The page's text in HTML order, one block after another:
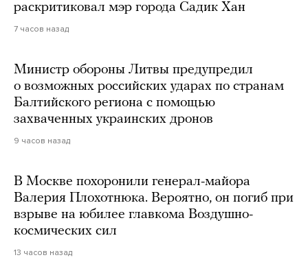
раскритиковал мэр города Садик Хан
7 часов назад
Министр обороны Литвы предупредил
о возможных российских ударах по странам
Балтийского региона с помощью
захваченных украинских дронов
9 часов назад
В Москве похоронили генерал-майора
Валерия Плохотнюка. Вероятно, он погиб при
взрыве на юбилее главкома Воздушно-
космических сил
13 часов назад